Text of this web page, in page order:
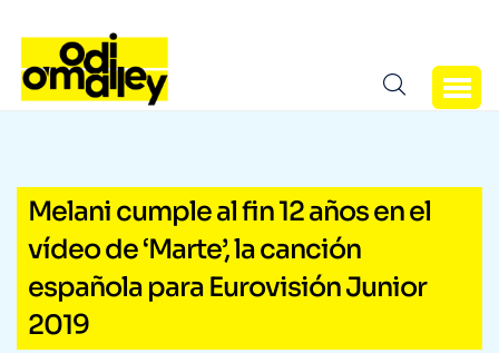
Melani cumple al fin 12 años en el
vídeo de ‘Marte’, la canción
española para Eurovisión Junior
2019